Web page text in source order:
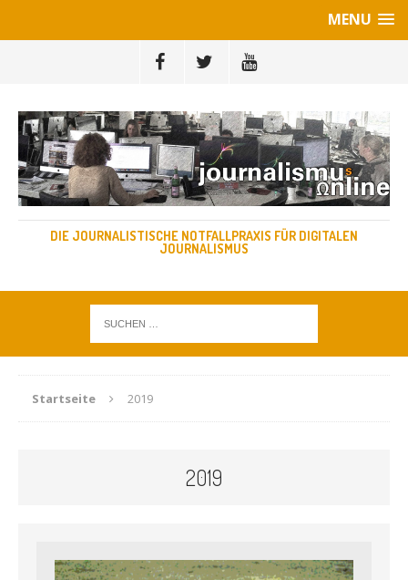
MENU
DIE JOURNALISTISCHE NOTFALLPRAXIS FÜR DIGITALEN
JOURNALISMUS
Startseite 2019
2019